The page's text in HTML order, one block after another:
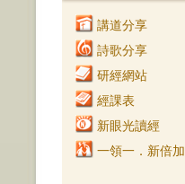
講道分享
詩歌分享
研經網站
經課表
新眼光讀經
一領一．新倍加